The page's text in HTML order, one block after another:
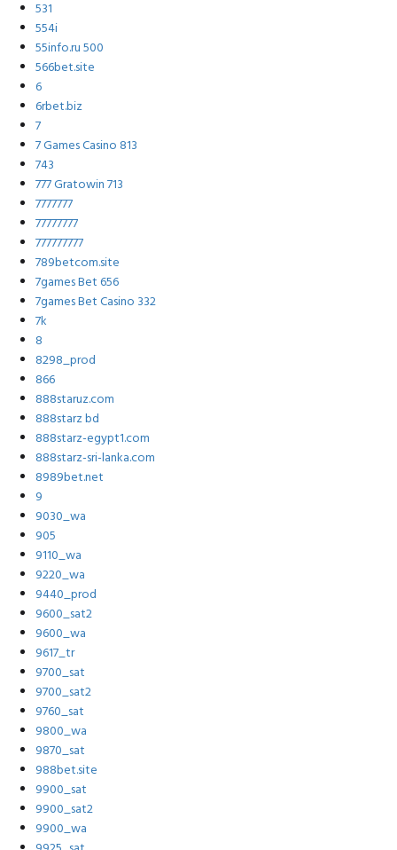
531
554i
55info.ru 500
566bet.site
6
6rbet.biz
7
7 Games Casino 813
743
777 Gratowin 713
7777777
77777777
777777777
789betcom.site
7games Bet 656
7games Bet Casino 332
7k
8
8298_prod
866
888staruz.com
888starz bd
888starz-egypt1.com
888starz-sri-lanka.com
8989bet.net
9
9030_wa
905
9110_wa
9220_wa
9440_prod
9600_sat2
9600_wa
9617_tr
9700_sat
9700_sat2
9760_sat
9800_wa
9870_sat
988bet.site
9900_sat
9900_sat2
9900_wa